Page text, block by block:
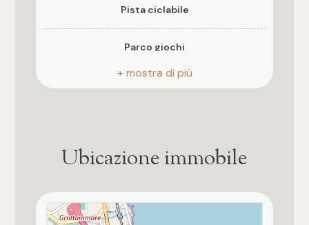
Pista ciclabile
Parco giochi
Ubicazione immobile
Camere
2